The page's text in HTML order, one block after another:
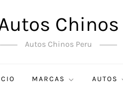
Chinos
Autos Chinos Peru
MARCAS AUTOS